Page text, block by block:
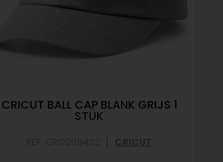
CRICUT BALL CAP BLANK GRIJS 1
STUK
REF: CRI2009422 | CRICUT